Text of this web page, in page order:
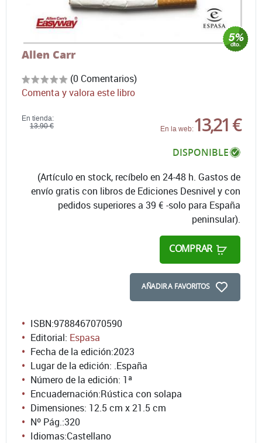
Allen Carr
(0 Comentarios)
Comenta y valora este libro
En tienda:
13,90 €
En la web:13,21 €
DISPONIBLE
(Artículo en stock, recíbelo en 24-48 h. Gastos de
envío gratis con libros de Ediciones Desnivel y con
pedidos superiores a 39 € -solo para España
peninsular).
COMPRAR
AÑADIR A FAVORITOS
ISBN:9788467070590
Editorial: Espasa
Fecha de la edición:2023
Lugar de la edición: .España
Número de la edición: 1ª
Encuadernación:Rústica con solapa
Dimensiones: 12.5 cm x 21.5 cm
Nº Pág.:320
Idiomas:Castellano